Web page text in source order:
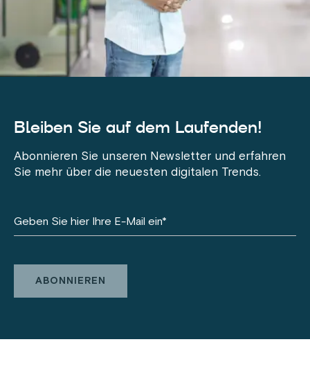
Bleiben Sie auf dem Laufenden!
Abonnieren Sie unseren Newsletter und erfahren
Sie mehr über die neuesten digitalen Trends.